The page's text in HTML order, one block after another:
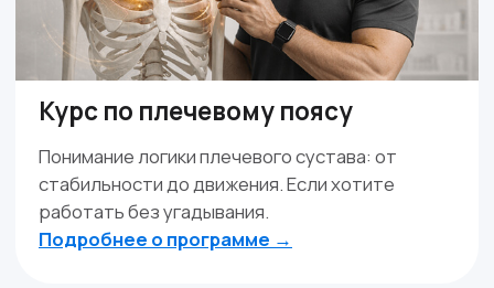
Важная часть курса, помимо подробной
ценной информации, педагогика. Даже
если не хочешь, всё запомнишь!
Наталия.Читатьбольше отзывов >>>
Рекомендую курс "Архитектура тела".
Даже самый ученый тренер очень много